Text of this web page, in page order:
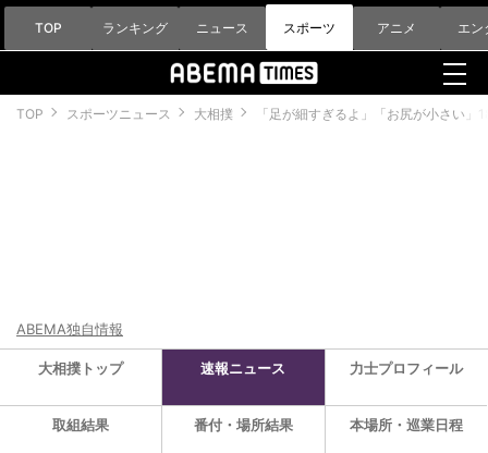
TOP ランキング ニュース スポーツ アニメ エン
TOP スポーツニュース 大相撲 「足が細すぎるよ」「お尻が小さい
ABEMA独自情報
大相撲トップ 速報ニュース 力士プロフィール
取組結果 番付・場所結果 本場所・巡業日程